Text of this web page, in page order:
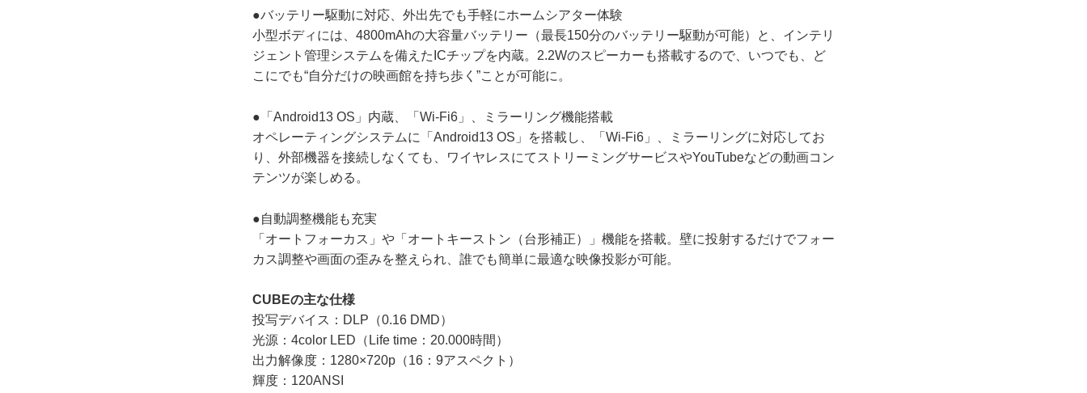
●バッテリー駆動に対応、外出先でも手軽にホームシアター体験
小型ボディには、4800mAhの大容量バッテリー（最長150分のバッテリー駆動が可能）と、インテリ
ジェント管理システムを備えたICチップを内蔵。2.2Wのスピーカーも搭載するので、いつでも、ど
こにでも“自分だけの映画館を持ち歩く”ことが可能に。
●「Android13 OS」内蔵、「Wi-Fi6」、ミラーリング機能搭載
オペレーティングシステムに「Android13 OS」を搭載し、「Wi-Fi6」、ミラーリングに対応してお
り、外部機器を接続しなくても、ワイヤレスにてストリーミングサービスやYouTubeなどの動画コン
テンツが楽しめる。
●自動調整機能も充実
「オートフォーカス」や「オートキーストン（台形補正）」機能を搭載。壁に投射するだけでフォー
カス調整や画面の歪みを整えられ、誰でも簡単に最適な映像投影が可能。
CUBEの主な仕様
投写デバイス：DLP（0.16 DMD）
光源：4color LED（Life time：20.000時間）
出力解像度：1280×720p（16：9アスペクト）
輝度：120ANSI